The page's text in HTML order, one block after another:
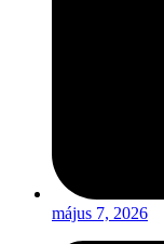
május 7, 2026